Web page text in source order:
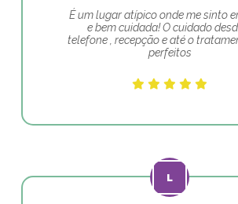
É um lugar atípico onde me sinto
e bem cuidada! O cuidado
telefone , recepção e até o
perfeitos